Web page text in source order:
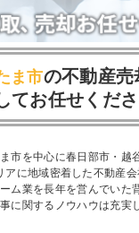
ま市の不動産
てお任せくださ
市を中心に春日部市・越
アに地域密着した不動産会
ム業を長年を営んでいた
に関するノウハウは充実